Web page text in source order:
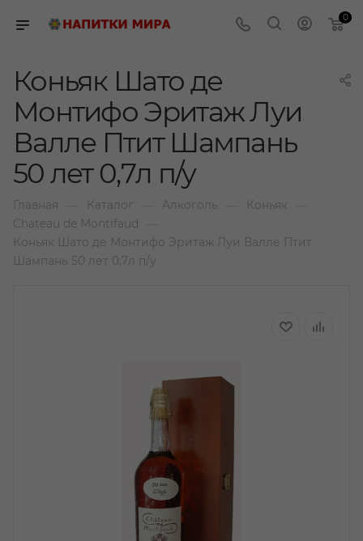
0
Коньяк Шато де
Монтифо Эритаж Луи
Валле Птит Шампань
50 лет 0,7л п/у
Главная Каталог Алкоголь Коньяк
Chateau de Montifaud
Коньяк Шато де Монтифо Эритаж Луи Валле Птит
Шампань 50 лет 0,7л п/у